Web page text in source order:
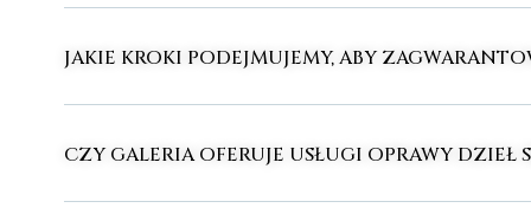
JAKIE KROKI PODEJMUJEMY, ABY
CZY GALERIA OFERUJE USŁUGI OPRAWY DZIEŁ